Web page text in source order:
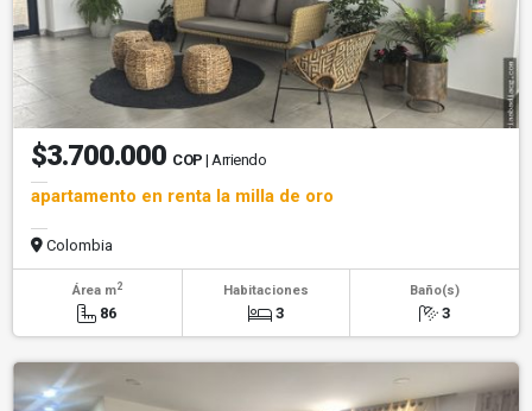
$3.700.000 COP | Arriendo
apartamento en renta la milla de oro
Colombia
Área m2
86
Habitaciones
3
Baño(s)
3